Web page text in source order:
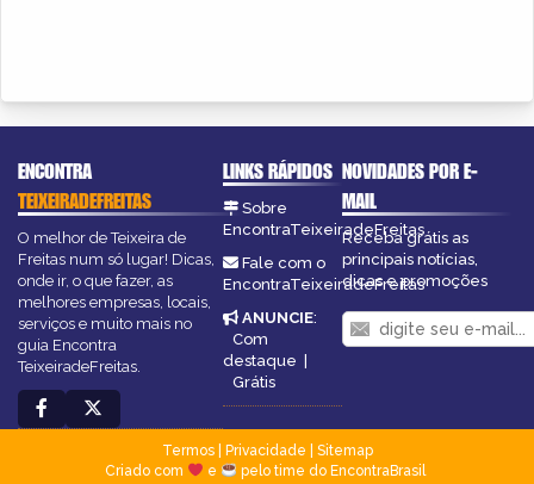
ENCONTRA
TEIXEIRADEFREITAS
O melhor de Teixeira de
Freitas num só lugar! Dicas,
onde ir, o que fazer, as
melhores empresas, locais,
serviços e muito mais no
guia Encontra
TeixeiradeFreitas.
LINKS RÁPIDOS
Sobre
EncontraTeixeiradeFreitas
Fale com o
EncontraTeixeiradeFreitas
ANUNCIE:
Com
destaque |
Grátis
NOVIDADES POR E-
MAIL
Receba grátis as
principais notícias,
dicas e promoções
Termos| Privacidade
Sitemap
Criado com
e pelo time do EncontraBrasil